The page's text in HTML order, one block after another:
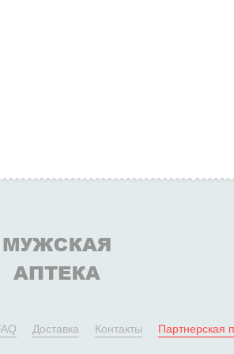
Доставка Контакты Партнерская